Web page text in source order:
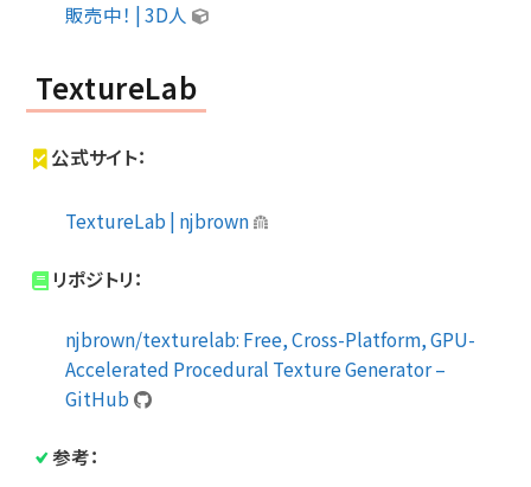
販売中！ | 3D人
TextureLab
公式サイト：
TextureLab | njbrown
リポジトリ：
njbrown/texturelab: Free, Cross-Platform, GPU-
Accelerated Procedural Texture Generator –
GitHub
参考：